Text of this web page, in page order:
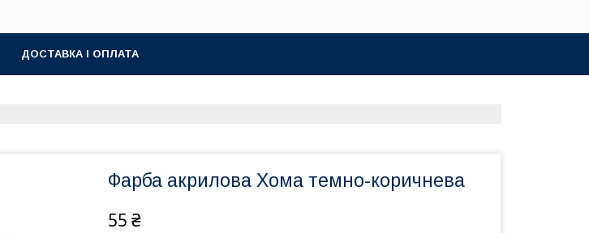
ДОСТАВКА І ОПЛАТА
Фарба акрилова Хома темно-коричнева
55 ₴